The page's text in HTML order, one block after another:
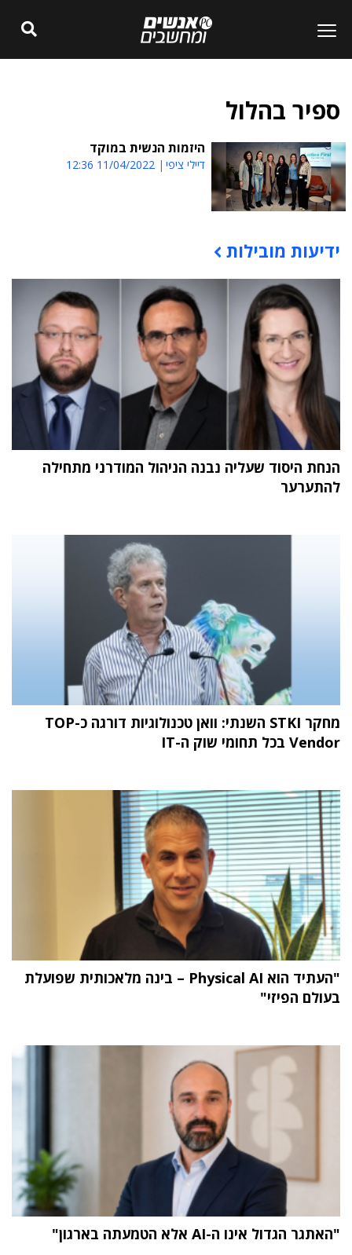
ספיר בהלול
היזמות הנשית במוקד
דיילי ציפי 11/04/2022 12:36
תוכן פרסומי
ידיעות מובילות
הנחת היסוד שעליה נבנה הניהול המודרני מתחילה
להתערער
מחקר STKI השנתי: וואן טכנולוגיות דורגה כ-TOP
Vendor בכל תחומי שוק ה-IT
"העתיד הוא Physical AI – בינה מלאכותית שפועלת
בעולם הפיזי"
"האתגר הגדול אינו ה-AI אלא הטמעתה בארגון"